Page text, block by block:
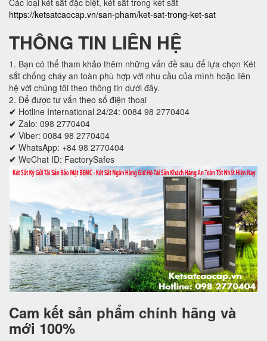
https://ketsatcaocap.vn/san-pham/ket-sat-trong-ket-sat
THÔNG TIN LIÊN HỆ
1. Bạn có thể tham khảo thêm những vấn đề sau để lựa chọn Két
sắt chống cháy an toàn phù hợp với nhu cầu của mình hoặc liên
hệ với chúng tôi theo thông tin dưới đây.
2. Để được tư vấn theo số điện thoại
✔ Hotline International 24/24: 0084 98 2770404
✔ Zalo: 098 2770404
✔ Viber: 0084 98 2770404
✔ WhatsApp: +84 98 2770404
✔ WeChat ID: FactorySafes
Cam kết sản phẩm chính hãng và
mới 100%